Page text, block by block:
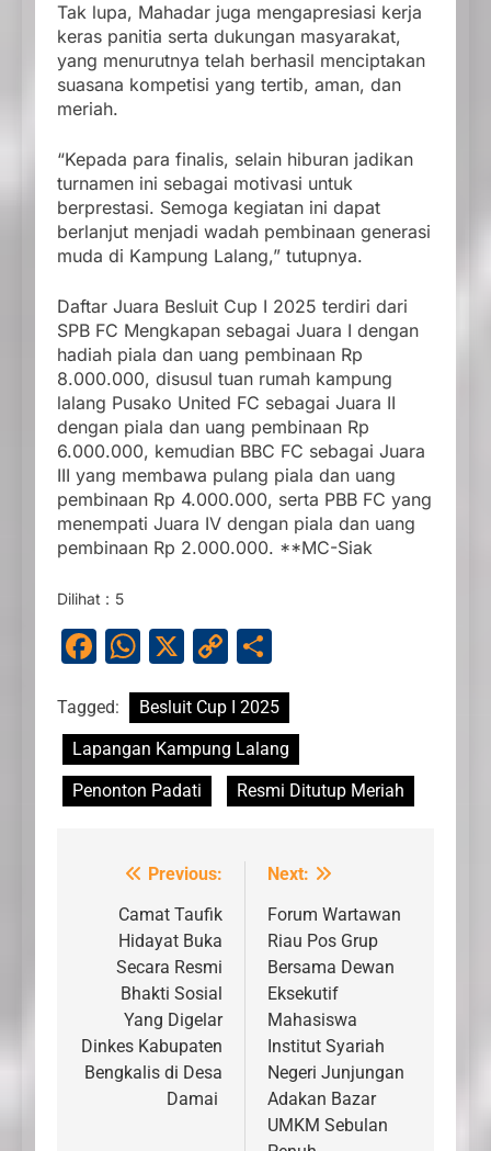
Tak lupa, Mahadar juga mengapresiasi kerja
keras panitia serta dukungan masyarakat,
yang menurutnya telah berhasil menciptakan
suasana kompetisi yang tertib, aman, dan
meriah.
“Kepada para finalis, selain hiburan jadikan
turnamen ini sebagai motivasi untuk
berprestasi. Semoga kegiatan ini dapat
berlanjut menjadi wadah pembinaan generasi
muda di Kampung Lalang,” tutupnya.
Daftar Juara Besluit Cup I 2025 terdiri dari
SPB FC Mengkapan sebagai Juara I dengan
hadiah piala dan uang pembinaan Rp
8.000.000, disusul tuan rumah kampung
lalang Pusako United FC sebagai Juara II
dengan piala dan uang pembinaan Rp
6.000.000, kemudian BBC FC sebagai Juara
III yang membawa pulang piala dan uang
pembinaan Rp 4.000.000, serta PBB FC yang
menempati Juara IV dengan piala dan uang
pembinaan Rp 2.000.000. **MC-Siak
Dilihat : 5
Facebook
WhatsApp
X
Copy
Link
Tagged:
Besluit Cup I 2025
Lapangan Kampung Lalang
Penonton Padati
Resmi Ditutup Meriah
Navigasi
pos
Previous:
Camat Taufik
Hidayat Buka
Secara Resmi
Bhakti Sosial
Yang Digelar
Dinkes Kabupaten
Bengkalis di Desa
Damai
Next:
Forum Wartawan
Riau Pos Grup
Bersama Dewan
Eksekutif
Mahasiswa
Institut Syariah
Negeri Junjungan
Adakan Bazar
UMKM Sebulan